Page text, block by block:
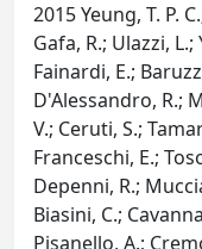
2015 Yeung, T. P.
Gafa, R.; Ulazzi, L.;
Fainardi, E.;
D'Alessandro, R.;
V.; Ceruti, S.;
Franceschi, E.;
Depenni, R.;
Biasini, C.;
Pisanello, A.;